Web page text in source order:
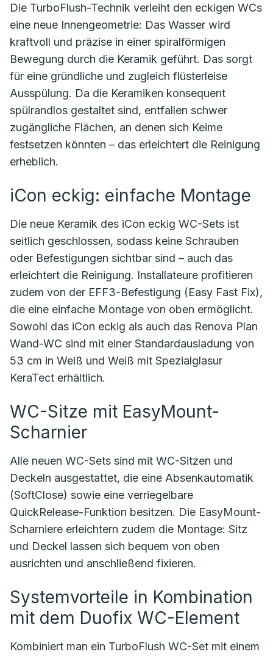
Die TurboFlush-Technik verleiht den eckigen WCs
eine neue Innengeometrie: Das Wasser wird
kraftvoll und präzise in einer spiralförmigen
Bewegung durch die Keramik geführt. Das sorgt
für eine gründliche und zugleich flüsterleise
Ausspülung. Da die Keramiken konsequent
spülrandlos gestaltet sind, entfallen schwer
zugängliche Flächen, an denen sich Keime
festsetzen könnten – das erleichtert die Reinigung
erheblich.
iCon eckig: einfache Montage
Die neue Keramik des iCon eckig WC-Sets ist
seitlich geschlossen, sodass keine Schrauben
oder Befestigungen sichtbar sind – auch das
erleichtert die Reinigung. Installateure profitieren
zudem von der EFF3-Befestigung (Easy Fast Fix),
die eine einfache Montage von oben ermöglicht.
Sowohl das iCon eckig als auch das Renova Plan
Wand-WC sind mit einer Standardausladung von
53 cm in Weiß und Weiß mit Spezialglasur
KeraTect erhältlich.
WC-Sitze mit EasyMount-
Scharnier
Alle neuen WC-Sets sind mit WC-Sitzen und
Deckeln ausgestattet, die eine Absenkautomatik
(SoftClose) sowie eine verriegelbare
QuickRelease-Funktion besitzen. Die EasyMount-
Scharniere erleichtern zudem die Montage: Sitz
und Deckel lassen sich bequem von oben
ausrichten und anschließend fixieren.
Systemvorteile in Kombination
mit dem Duofix WC-Element
Kombiniert man ein TurboFlush WC-Set mit einem